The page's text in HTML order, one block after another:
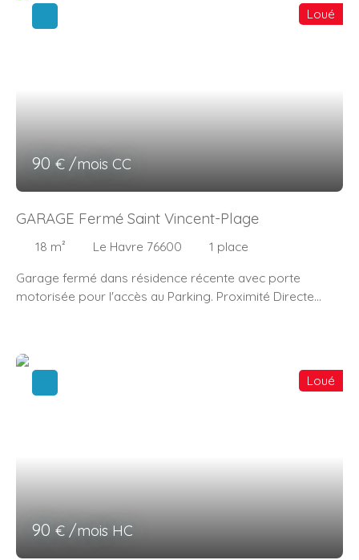
90 € /mois CC
Loué
GARAGE Fermé Saint Vincent-Plage
18 m² Le Havre 76600 1 place
Garage fermé dans résidence récente avec porte
motorisée pour l'accès au Parking. Proximité Directe
90€ /mois HC
Loué